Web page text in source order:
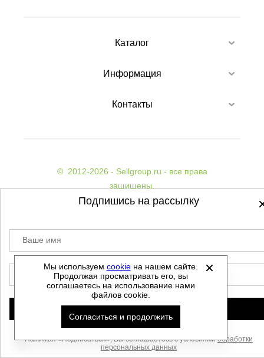
Каталог
Информация
Контакты
© 2012-2026 - Sellgroup.ru - все права
защищены.
Данный сайт не является интернет магазином и
Политика обработки персональных данных
Автоматизировано -
Мы используем cookieна нашем сайте.
Продолжая просматривать его, вы
соглашаетесь на использование нами
файлов cookie.
Согласиться и продолжить
Подпишись на рассылку
Ваше имя
Нажимая «Подписаться», Вы соглашаетесь с условиямиобработки
персональных данных